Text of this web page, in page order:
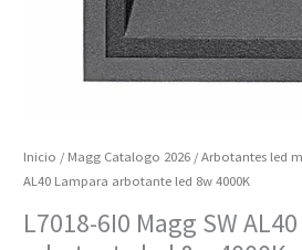
Inicio / Magg Catalogo 2026 /Arbotantes led
AL40 Lampara arbotante led 8w 4000K
L7018-6I0 Magg SW